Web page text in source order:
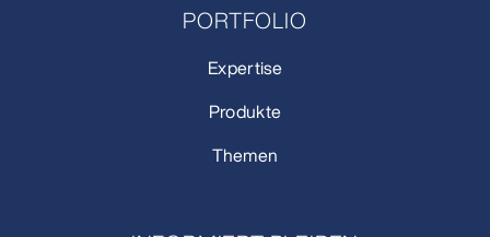
PORTFOLIO
Expertise
Produkte
Themen